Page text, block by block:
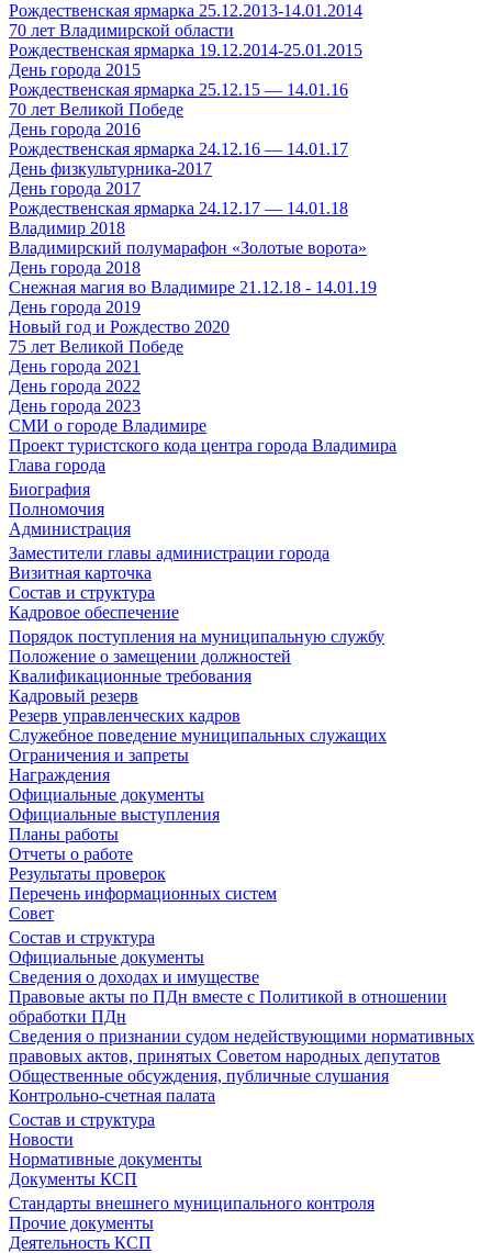
Рождественская ярмарка 25.12.2013-14.01.2014
70 лет Владимирской области
Рождественская ярмарка 19.12.2014-25.01.2015
День города 2015
Рождественская ярмарка 25.12.15 — 14.01.16
70 лет Великой Победе
День города 2016
Рождественская ярмарка 24.12.16 — 14.01.17
День физкультурника-2017
День города 2017
Рождественская ярмарка 24.12.17 — 14.01.18
Владимир 2018
Владимирский полумарафон «Золотые ворота»
День города 2018
Снежная магия во Владимире 21.12.18 - 14.01.19
День города 2019
Новый год и Рождество 2020
75 лет Великой Победе
День города 2021
День города 2022
День города 2023
СМИ о городе Владимире
Проект туристского кода центра города Владимира
Глава города
Биография
Полномочия
Администрация
Заместители главы администрации города
Визитная карточка
Состав и структура
Кадровое обеспечение
Порядок поступления на муниципальную службу
Положение о замещении должностей
Квалификационные требования
Кадровый резерв
Резерв управленческих кадров
Служебное поведение муниципальных служащих
Ограничения и запреты
Награждения
Официальные документы
Официальные выступления
Планы работы
Отчеты о работе
Результаты проверок
Перечень информационных систем
Совет
Состав и структура
Официальные документы
Сведения о доходах и имуществе
Правовые акты по ПДн вместе с Политикой в отношении
обработки ПДн
Сведения о признании судом недействующими нормативных
правовых актов, принятых Советом народных депутатов
Общественные обсуждения, публичные слушания
Контрольно-счетная палата
Состав и структура
Новости
Нормативные документы
Документы КСП
Стандарты внешнего муниципального контроля
Прочие документы
Деятельность КСП